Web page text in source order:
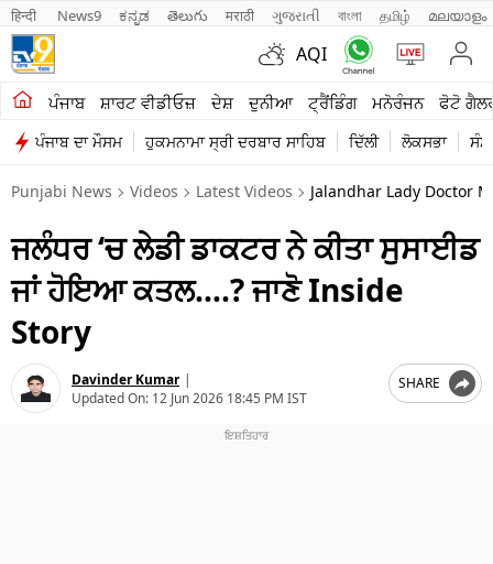
हिन्दी News9 ಕನ್ನಡ తెలుగు मराठी ગુજરાતી বাংলা தமிழ் മലയാളം
AQI
ਪੰਜਾਬ ਸ਼ਾਰਟ ਵੀਡੀਓਜ਼ ਦੇਸ਼ ਦੁਨੀਆ ਟ੍ਰੈਂਡਿੰਗ ਮਨੋਰੰਜਨ ਫੋਟੋ
ਪੰਜਾਬ ਦਾ ਮੌਸਮ ਹੁਕਮਨਾਮਾ ਸ੍ਰੀ ਦਰਬਾਰ ਸਾਹਿਬ ਦਿੱਲੀ ਲੋਕਸਭਾ
ਖੇਤੀਬਾੜੀ
ਸ਼ਾਰਟ ਵੀਡੀਓਜ਼
ਕਾਰੋਬਾਰ
ਕਰਿਅਰ
ਮਨੋਰੰਜਨ
ਦੇਸ਼
ਲਾਈਫ ਸਟਾਈਲ
Punjabi News Videos Latest Videos Jalandhar Lady Doctor
ਜਲੰਧਰ ‘ਚ ਲੇਡੀ ਡਾਕਟਰ ਨੇ ਕੀਤਾ ਸੁਸਾਈਡ
ਜਾਂ ਹੋਇਆ ਕਤਲ….? ਜਾਣੋ Inside
Story
Davinder Kumar |
Updated On: 12 Jun 2026 18:45 PM IST
SHARE